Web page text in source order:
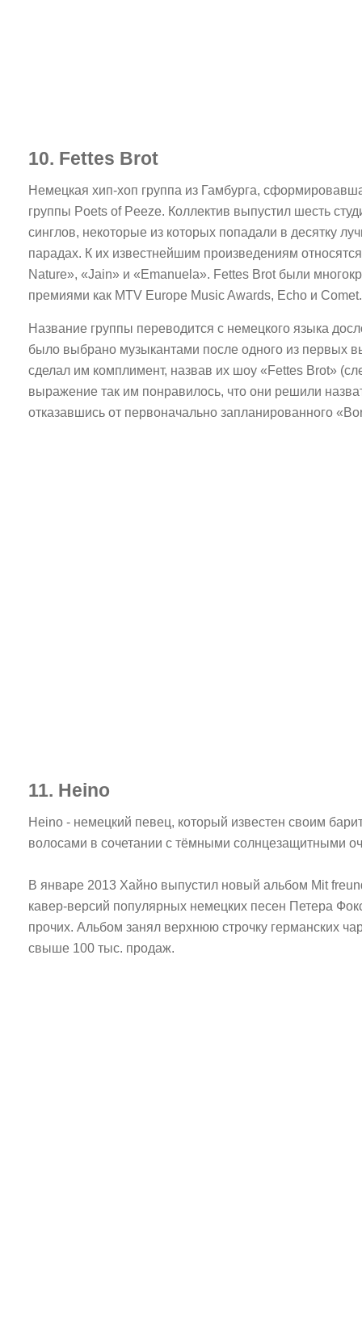
10. Fettes Brot
Немецкая хип-хоп группа из Гамбурга,
группы Poets of Peeze. Коллектив выпустил шесть
синглов, некоторые из которых попадали в десятку
парадах. К их известнейшим произведениям
Nature», «Jain» и «Emanuela». Fettes Brot были
премиями как MTV Europe Music Awards, Echo и Comet.
Название группы переводится с немецкого языка
было выбрано музыкантами после одного из первых
сделал им комплимент, назвав их шоу «Fettes Brot»
выражение так им понравилось, что они решили
отказавшись от первоначально запланированного
11. Heino
Heino - немецкий певец, который известен своим
волосами в сочетании с тёмными солнцезащитными
В январе 2013 Хайно выпустил новый альбом Mit
кавер-версий популярных немецких песен Петера
прочих. Альбом занял верхнюю строчку германских
свыше 100 тыс. продаж.